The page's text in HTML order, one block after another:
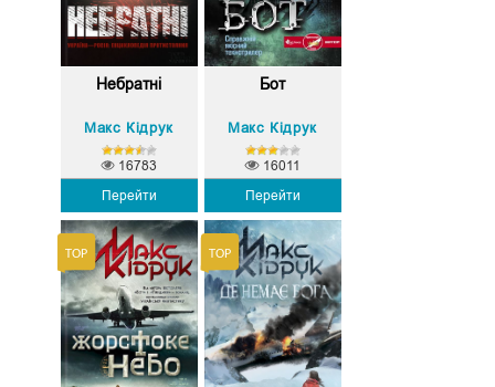
Небратні
Макс Кідрук
Перейти
16783
Бот
Макс Кідрук
Перейти
16011